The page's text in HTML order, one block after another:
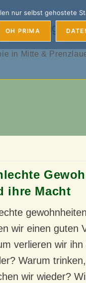
Coaching &
in Mitte &
ihre Macht
wir einen guten
verlieren wir ihn
Warum
wir wieder?
nur selbst gehostete
OH PRIMA